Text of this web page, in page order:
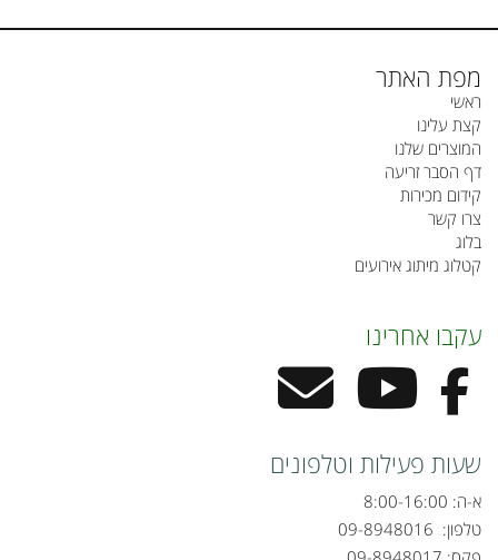
מפת האתר
ראשי
קצת עלינו
המוצרים שלנו
דף הסבר זריעה
קידום מכירות
צרו קשר
בלוג
קטלוג מיתוג אירועים
עקבו אחרינו
שעות פעילות וטלפונים
א-ה: 8:00-16:00
טלפון: